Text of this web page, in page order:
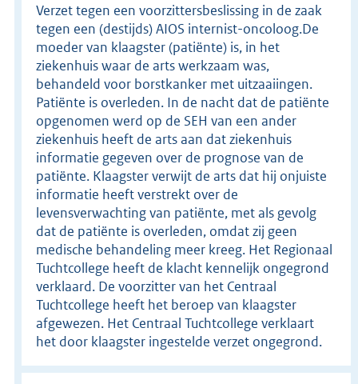
Verzet tegen een voorzittersbeslissing in de zaak
tegen een (destijds) AIOS internist-oncoloog.De
moeder van klaagster (patiënte) is, in het
ziekenhuis waar de arts werkzaam was,
behandeld voor borstkanker met uitzaaiingen.
Patiënte is overleden. In de nacht dat de patiënte
opgenomen werd op de SEH van een ander
ziekenhuis heeft de arts aan dat ziekenhuis
informatie gegeven over de prognose van de
patiënte. Klaagster verwijt de arts dat hij onjuiste
informatie heeft verstrekt over de
levensverwachting van patiënte, met als gevolg
dat de patiënte is overleden, omdat zij geen
medische behandeling meer kreeg. Het Regionaal
Tuchtcollege heeft de klacht kennelijk ongegrond
verklaard. De voorzitter van het Centraal
Tuchtcollege heeft het beroep van klaagster
afgewezen. Het Centraal Tuchtcollege verklaart
het door klaagster ingestelde verzet ongegrond.